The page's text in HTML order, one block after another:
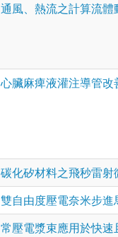
通風、熱流之計算流體
心臟麻痺液灌注導管改
碳化矽材料之飛秒雷
雙自由度壓電奈米步
常壓電漿束應用於快